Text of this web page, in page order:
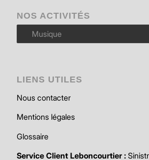
NOS ACTIVITÉS
activités
LIENS UTILES
Nous contacter
Mentions légales
Glossaire
Service Client Leboncourtier :